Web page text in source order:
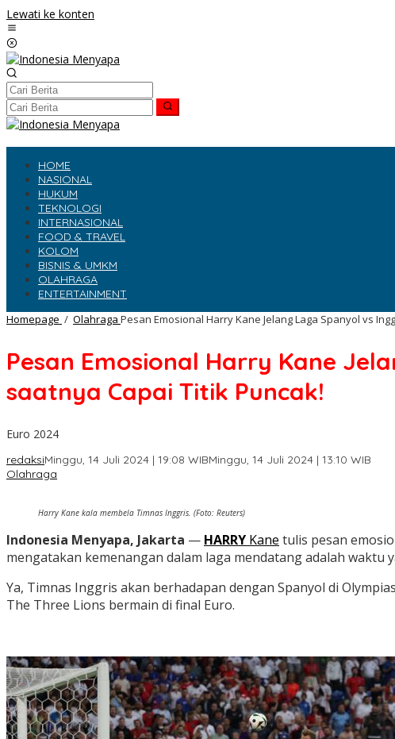
Lewati ke konten
HOME
NASIONAL
HUKUM
TEKNOLOGI
INTERNASIONAL
FOOD & TRAVEL
KOLOM
BISNIS & UMKM
OLAHRAGA
ENTERTAINMENT
Homepage / Olahraga Pesan Emosional Harry Kane Jelang Laga Spanyol vs
Pesan Emosional Harry Kane
saatnya Capai Titik Puncak!
Euro 2024
redaksiMinggu, 14 Juli 2024 | 19:08 WIBMinggu, 14 Juli 2024 | 13:10 WIB
Olahraga
Harry Kane kala membela Timnas Inggris. (Foto: Reuters)
Indonesia Menyapa, Jakarta — HARRY Kane tulis pesan
mengatakan kemenangan dalam laga mendatang adalah
Ya, Timnas Inggris akan berhadapan dengan Spanyol di
The Three Lions bermain di final Euro.